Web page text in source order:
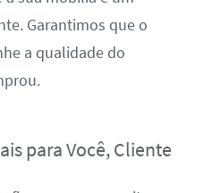
Garantimos que o
a qualidade do
para Você, Cliente